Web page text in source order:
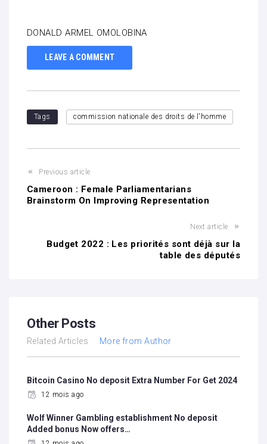
DONALD ARMEL OMOLOBINA
LEAVE A COMMENT
Tags commission nationale des droits de l'homme
Previous article
Cameroon : Female Parliamentarians
Brainstorm On Improving Representation
Next article
Budget 2022 : Les priorités sont déjà sur la
table des députés
Other Posts
Related Articles More from Author
Bitcoin Casino No deposit Extra Number For Get 2024
12 mois ago
Wolf Winner Gambling establishment No deposit
Added bonus Now offers…